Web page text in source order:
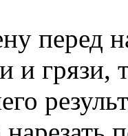
перед
и грязи,